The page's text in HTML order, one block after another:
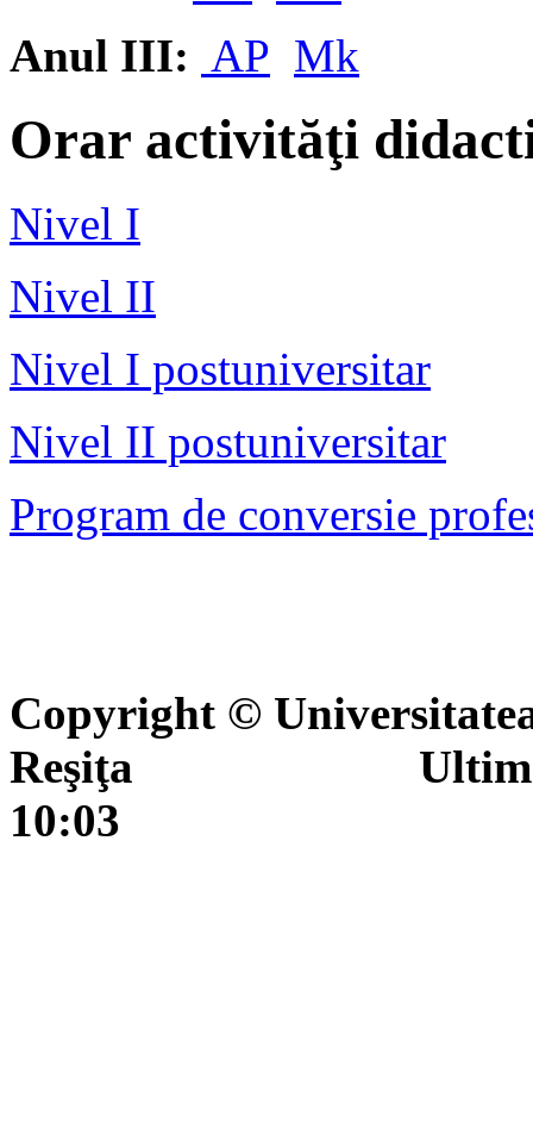
Anul III: AP Mk
Orar activităţi
Nivel I
Nivel II
Nivel I postuniversitar
Nivel II postuniversitar
Program de conversie
Copyright ©
Reşiţa Ultima
10:03